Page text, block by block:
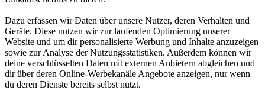
Dazu erfassen wir Daten über unsere Nutzer, deren Verhalten und
Geräte. Diese nutzen wir zur laufenden Optimierung unserer
Website und um dir personalisierte Werbung und Inhalte anzuzeigen
sowie zur Analyse der Nutzungsstatistiken. Außerdem können wir
deine verschlüsselten Daten mit externen Anbietern abgleichen und
dir über deren Online-Werbekanäle Angebote anzeigen, nur wenn
du deren Dienste bereits selbst nutzt.